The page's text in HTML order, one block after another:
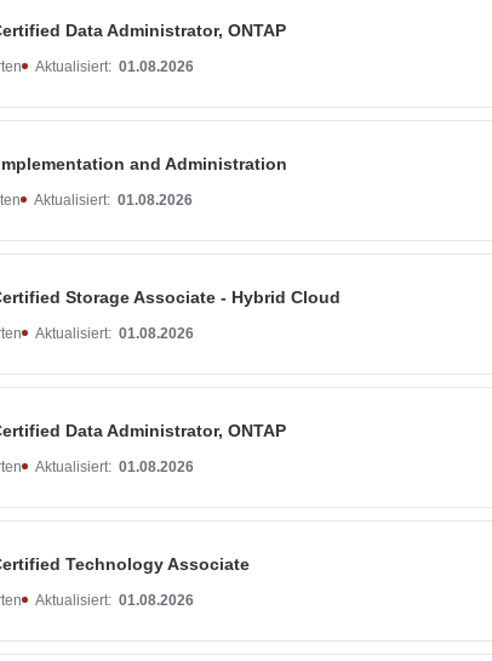
Data Administrator, ONTAP
Aktualisiert: 01.08.2026
and Administration
Aktualisiert: 01.08.2026
Storage Associate - Hybrid Cloud
Aktualisiert: 01.08.2026
Data Administrator, ONTAP
Aktualisiert: 01.08.2026
Technology Associate
Aktualisiert: 01.08.2026